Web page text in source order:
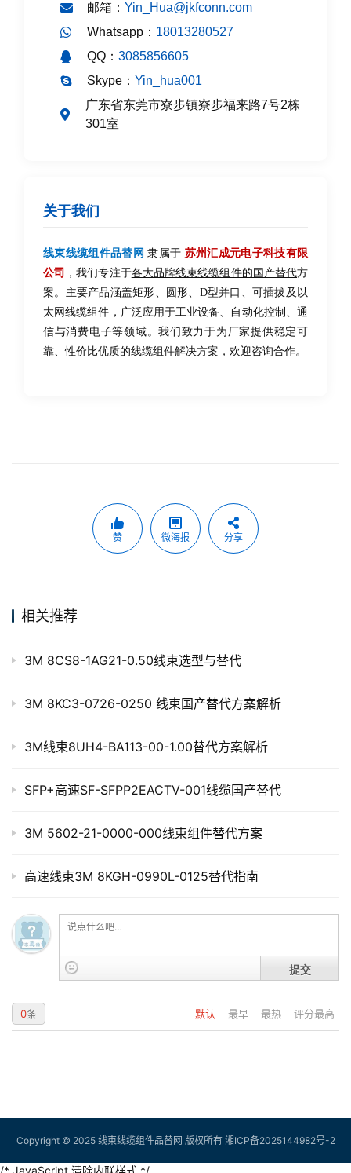
邮箱： Yin_Hua@jkfconn.com
Whatsapp： 18013280527
QQ： 3085856605
Skype： Yin_hua001
广东省东莞市寮步镇寮步福来路7号2栋
301室
关于我们
线束线缆组件品替网 隶属于 苏州汇成元电子科技有限
公司
，我们专注于各大品牌线束线缆组件的国产替代方
案。主要产品涵盖矩形、圆形、D型并口、可插拔及以
太网线缆组件，广泛应用于工业设备、自动化控制、通
信与消费电子等领域。我们致力于为厂家提供稳定可
靠、性价比优质的线缆组件解决方案，欢迎咨询合作。
赞 微海报 分享
相关推荐
3M 8CS8-1AG21-0.50线束选型与替代
3M 8KC3-0726-0250 线束国产替代方案解析
3M线束8UH4-BA113-00-1.00替代方案解析
SFP+高速SF-SFPP2EACTV-001线缆国产替代
3M 5602-21-0000-000线束组件替代方案
高速线束3M 8KGH-0990L-0125替代指南
提交
默认 最早 最热 评分最高
0条
Copyright © 2025 线束线缆组件品替网 版权所有 湘ICP备2025144982号-2
/* JavaScript 清除内联样式 */